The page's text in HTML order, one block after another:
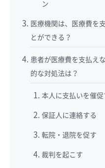
ン
医療機関は、医療費を
とができる？
患者が医療費を支払え
的な対処法は？
本人に支払いを催促
保証人に連絡する
転院・退院を促す
裁判を起こす